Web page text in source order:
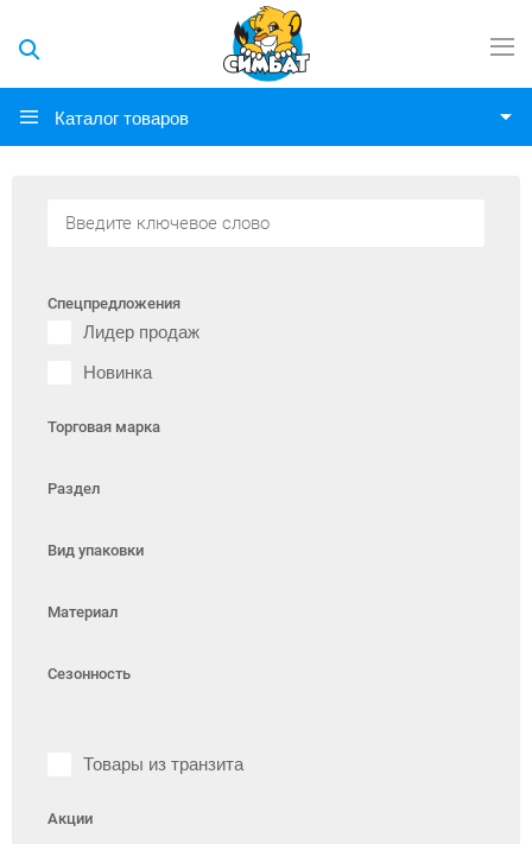
Каталог товаров
Спецпредложения
Лидер продаж
Новинка
Торговая марка
Раздел
Вид упаковки
Материал
Сезонность
Товары из транзита
Акции